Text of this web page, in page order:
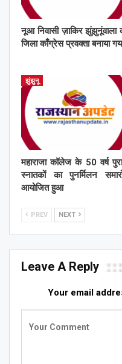
नूआ निवासी ज़ाकिर झुंझुनूंवाला
जिला काँग्रेस प्रवक्ता बनाया
झुंझुनू
महाराजा कॉलेज के 50 वर्ष
स्नातकों का पुनर्मिलन
आयोजित हुआ
PREV NEXT
Leave A Reply
Your email